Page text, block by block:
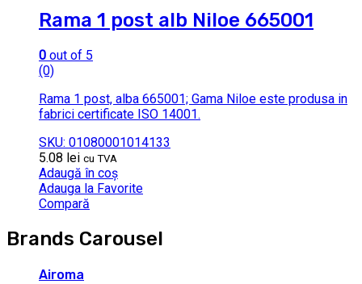
Rama 1 post alb Niloe 665001
0 out of 5
(0)
Rama 1 post, alba 665001; Gama Niloe este produsa in
fabrici certificate ISO 14001.
SKU: 01080001014133
5.08 lei cu TVA
Adaugă în coș
Adauga la Favorite
Compară
Brands Carousel
Airoma